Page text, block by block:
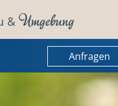
&Umgebung
Anfragen